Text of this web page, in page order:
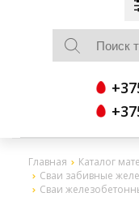
Главная Каталог
Сваи забивные
Сваи